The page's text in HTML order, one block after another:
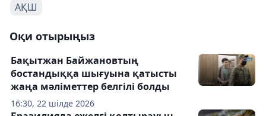
АҚШ
Оқи отырыңыз
16:30, 22 шілде 2026
Бақытжан Байжановтың
бостандыққа шығуына қатысты
жаңа мәліметтер белгілі болды